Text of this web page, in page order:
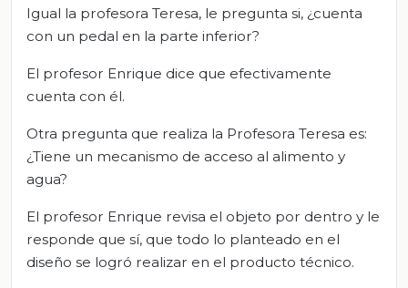
Igual la profesora Teresa, le pregunta si, ¿cuenta
con un pedal en la parte inferior?
El profesor Enrique dice que efectivamente
cuenta con él.
Otra pregunta que realiza la Profesora Teresa es:
¿Tiene un mecanismo de acceso al alimento y
agua?
El profesor Enrique revisa el objeto por dentro y le
responde que sí, que todo lo planteado en el
diseño se logró realizar en el producto técnico.